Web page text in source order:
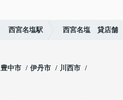
西宮名塩駅 西宮名塩 貸店舗
豊中市 伊丹市
川西市